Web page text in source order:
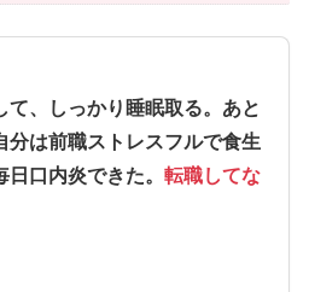
て、しっかり睡眠取る。あと
分は前職ストレスフルで食生
口内炎できた。 転職してな